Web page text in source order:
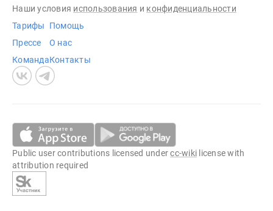
Наши условия использования и конфиденциальности
Тарифы
Прессе
Команда
Помощь
О нас
Контакты
Public user contributions licensed undercc-wiki license with
attribution required